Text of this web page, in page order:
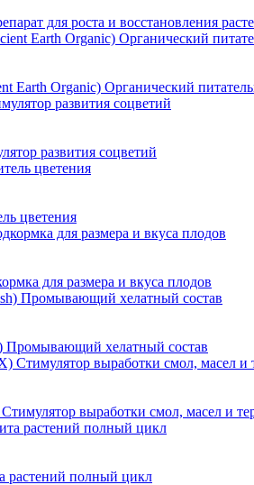
для роста и восстановления
Earth Organic) Органический
развития соцветий
цветения
для размера и вкуса плодов
Промывающий хелатный состав
выработки смол, масел и
растений полный цикл